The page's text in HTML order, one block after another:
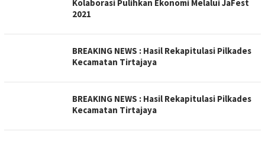
Kolaborasi Pulihkan Ekonomi Melalui JaFest
2021
BREAKING NEWS : Hasil Rekapitulasi Pilkades
Kecamatan Tirtajaya
BREAKING NEWS : Hasil Rekapitulasi Pilkades
Kecamatan Tirtajaya